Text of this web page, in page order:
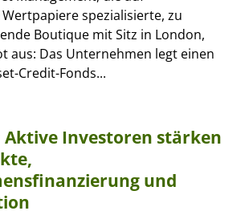
spezialisierte, zu
Boutique mit Sitz in London,
aus: Das Unternehmen legt einen
Credit-Fonds...
Aktive Investoren stärken
und